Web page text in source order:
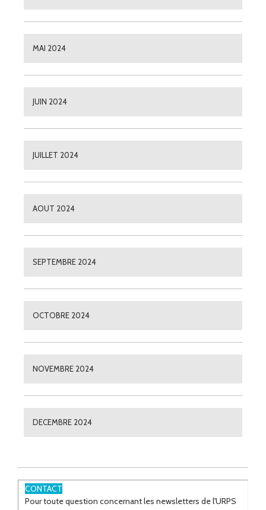
MAI 2024
JUIN 2024
JUILLET 2024
AOUT 2024
SEPTEMBRE 2024
OCTOBRE 2024
NOVEMBRE 2024
DECEMBRE 2024
CONTACT
Pour toute question concernant les newsletters de l'URPS